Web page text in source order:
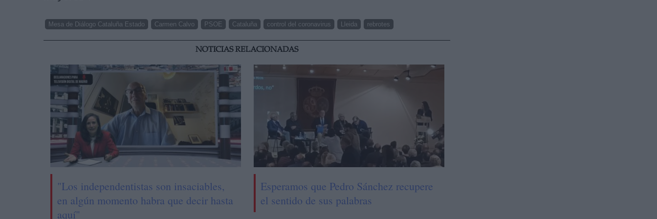
Mesa de Diálogo Cataluña Estado Carmen Calvo PSOE Cataluña control del coronavirus Lleida rebrotes
NOTICIAS RELACIONADAS
"Los independentistas son insaciables,
en algún momento habra que decir hasta
aquí"
Esperamos que Pedro Sánchez recupere
el sentido de sus palabras